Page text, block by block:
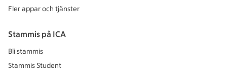
Fler appar och tjänster
Stammis på ICA
Bli stammis
Stammis Student